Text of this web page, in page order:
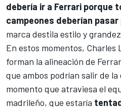
debería ir a Ferrari porque
campeones deberían pasar
marca destila estilo y
En estos momentos, Charles
forman la alineación de
que ambos podrían salir de
momento que atraviesa el
madrileño, que estaría